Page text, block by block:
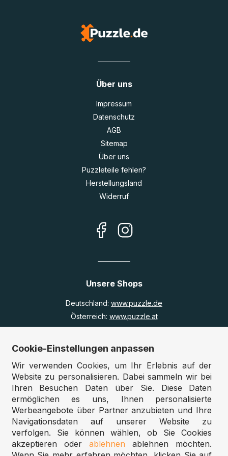
Über uns
Impressum
Datenschutz
AGB
Sitemap
Über uns
Puzzleteile fehlen?
Herstellungsland
Widerruf
Unsere Shops
Deutschland: www.puzzle.de
Österreich: www.puzzle.at
Belgien:www.puzzle.be
Großbritannien:
Großhandel / Reseller
Sie betreiben ein Spielwarengeschäft?
Möchten Sie zu gewerblichen Konditionen bestellen?
Puzzle.de 2025
Cookie-Einstellungen anpassen
Wir verwenden Cookies, um Ihr Erlebnis auf der
Website zu personalisieren. Dabei sammeln wir bei
Ihren Besuchen Daten über Sie. Diese Daten
ermöglichen es uns, Ihnen personalisierte
Werbeangebote über Partner anzubieten und Ihre
Navigationsdaten auf unserer Website zu
verfolgen. Sie können wählen, ob Sie Cookies
akzeptieren oder ablehnen ablehnen möchten.